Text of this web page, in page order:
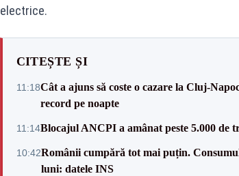
electrice.
CITEȘTE ȘI
11:18Cât a ajuns să coste o cazare la Cluj-
record pe noapte
11:14Blocajul ANCPI a amânat peste 5.000 de
10:42Românii cumpără tot mai puțin.
luni: datele INS